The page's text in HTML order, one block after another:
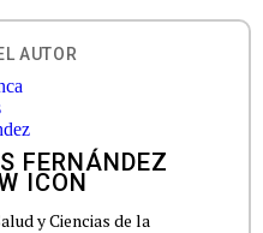
AUTOR
FERNÁNDEZ
y Ciencias de la